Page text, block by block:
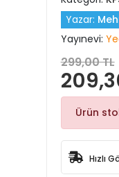
Yazar:
Yayınevi:
299,00 TL
Ürün
Hızlı